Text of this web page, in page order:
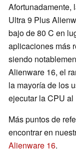
Afortunadamente,
Ultra 9 Plus
bajo de 80 C en
aplicaciones más
siendo
Alienware 16, el
la mayoría de los
ejecutar la CPU
Más puntos de
encontrar en
Alienware 16.